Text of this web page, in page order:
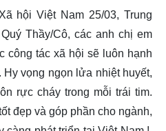
hội Việt Nam 25/03, Trung
Thầy/Cô, các anh chị em
công tác xã hội sẽ luôn hạnh
Hy vọng ngọn lửa nhiệt huyết,
rực cháy trong mỗi trái tim.
đẹp và góp phần cho ngành,